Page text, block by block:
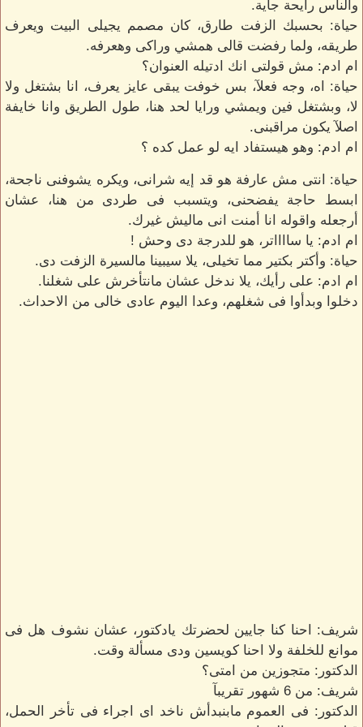
والناس رايحة جاية.
حياة: بحسبك الزفت طارق، كان مصمم يجيلى البيت ويعرف
طريقه، ولما رفضت قالى همشي وراكى وهعرفه.
ام ادم: مش قولتى انك ادتيله العنوان؟
حياة: اه، وجه فعلآ، بس خوفت يبقى عايز يعرف، انا بشتغل ولا
لا، وبشتغل فين ويمشي ورايا لحد هنا، طول الطريق وانا خايفة
اصلآ يكون مراقبنى.
ام ادم: وهو هيستفاد ايه لو عمل كده ؟
حياة: انتى مش عارفة هو قد إيه شرانى، ويكره يشوفنى ناجحة،
ابسط حاجة يفضحنى، ويتسبب فى طردى من هنا، عشان
أرجعله واقوله انا أمنت انى ماليش غيرك.
ام ادم: يا سااااتر، هو للدرجة دى وحش !
حياة: وأكتر بكتير مما تخيلى، يلا سيبينا مالسيرة الزفت دى.
ام ادم: على رأيك، يلا ندخل عشان مانتأخرش على شغلنا.
دخلوا وبدأوا فى شغلهم، وعدا اليوم عادى خالى من الاحداث.
شريف: احنا كنا جايين لحضرتك يادكتور، عشان نشوف هل فى
موانع للخلفة ولا احنا كويسين ودى مسألة وقت.
الدكتور: متجوزين من امتى؟
شريف: من 6 شهور تقريبآ
الدكتور: فى العموم مابنبدأش ناخد اى اجراء فى تأخر الحمل،